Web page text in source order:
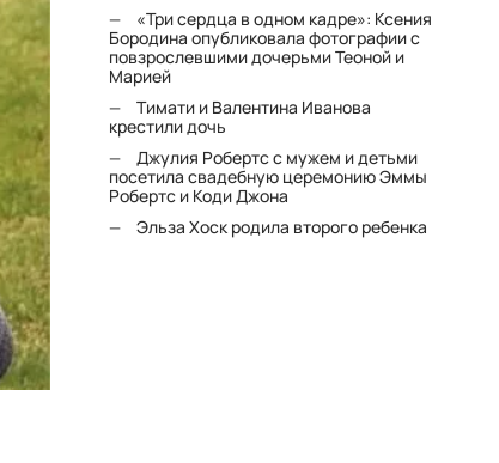
«Три сердца в одном кадре»: Ксения
Бородина опубликовала фотографии с
повзрослевшими дочерьми Теоной и
Марией
Тимати и Валентина Иванова
крестили дочь
Джулия Робертс с мужем и детьми
посетила свадебную церемонию Эммы
Робертс и Коди Джона
Эльза Хоск родила второго ребенка